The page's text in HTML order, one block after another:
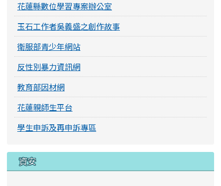
花蓮縣數位學習專案辦公室
玉石工作者吳義盛之創作故事
衛服部青少年網站
反性別暴力資訊網
教育部因材網
花蓮親師生平台
學生申訴及再申訴專區
資安